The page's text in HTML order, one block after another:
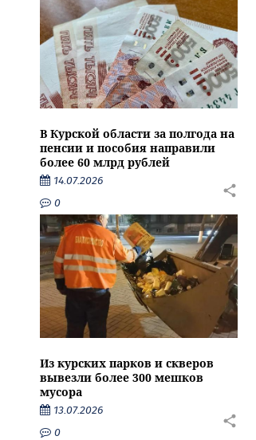
В Курской области за полгода на
пенсии и пособия направили
более 60 млрд рублей
14.07.2026
0
Из курских парков и скверов
вывезли более 300 мешков
мусора
13.07.2026
0